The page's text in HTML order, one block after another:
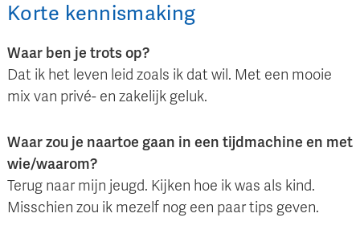
Korte kennismaking
Waar ben je trots op?
Dat ik het leven leid zoals ik dat wil. Met een mooie
mix van privé- en zakelijk geluk.
Waar zou je naartoe gaan in een tijdmachine en met
wie/waarom?
Terug naar mijn jeugd. Kijken hoe ik was als kind.
Misschien zou ik mezelf nog een paar tips geven.